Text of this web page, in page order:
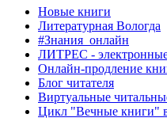
Новые книги
Литературная Вологда
#Знания_онлайн
ЛИТРЕС -
Онлайн-продление
Блог читателя
Виртуальные
Цикл "Вечные книги"